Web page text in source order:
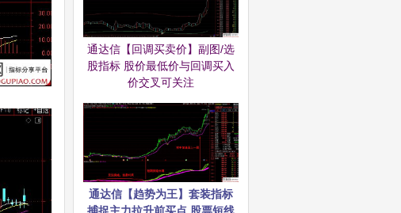
通达信【回调买卖价】副图/选
股指标 股价最低价与回调买入
价交叉可关注
通达信【趋势为王】套装指标